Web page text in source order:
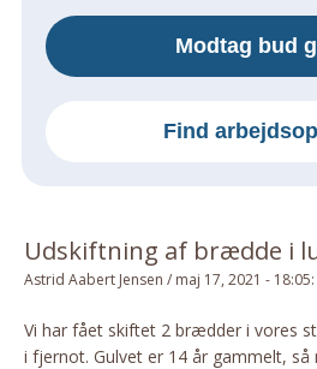
Reparationer
Om Materialer
Tips Og Tricks
Andet
Modtag bud
Find
Udskiftning af brædde i
Astrid Aabert Jensen / maj 17, 2021 - 18:05:
Vi har fået skiftet 2 brædder i vores
i fjernot. Gulvet er 14 år gammelt, så